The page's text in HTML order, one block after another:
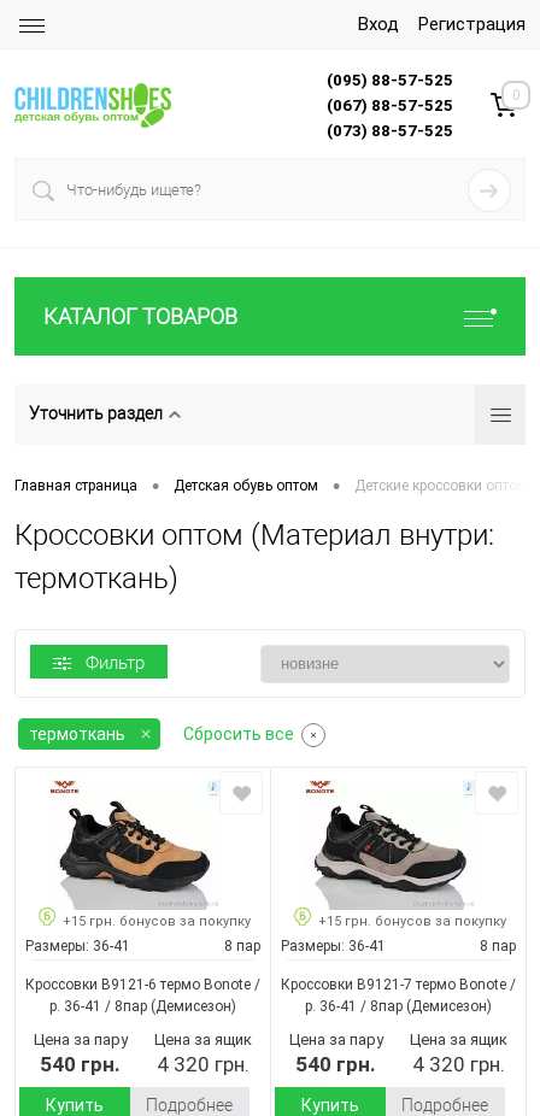
Вход Регистрация
(095) 88-57-525
(067) 88-57-525
(073) 88-57-525
0
КАТАЛОГ ТОВАРОВ
Уточнить раздел
Главная страница • Детская обувь оптом • Детские кроссовки оптом
Кроссовки оптом (Материал внутри:
термоткань)
Фильтр
термоткань Сбросить все
+15 грн. бонусов за покупку
Размеры: 36-41 8 пар
Кроссовки B9121-6 термо Bonote /
p. 36-41 / 8пар (Демисезон)
Цена за пару
540 грн.
Цена за ящик
4 320 грн.
Купить Подробнее
+15 грн. бонусов за покупку
Размеры: 36-41 8 пар
Кроссовки B9121-7 термо Bonote /
p. 36-41 / 8пар (Демисезон)
Цена за пару
540 грн.
Цена за ящик
4 320 грн.
Купить Подробнее